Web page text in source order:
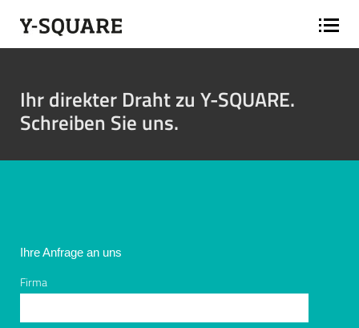
Ihr direkter Draht zu Y-SQUARE.
Schreiben Sie uns.
Ihre Anfrage an uns
Firma